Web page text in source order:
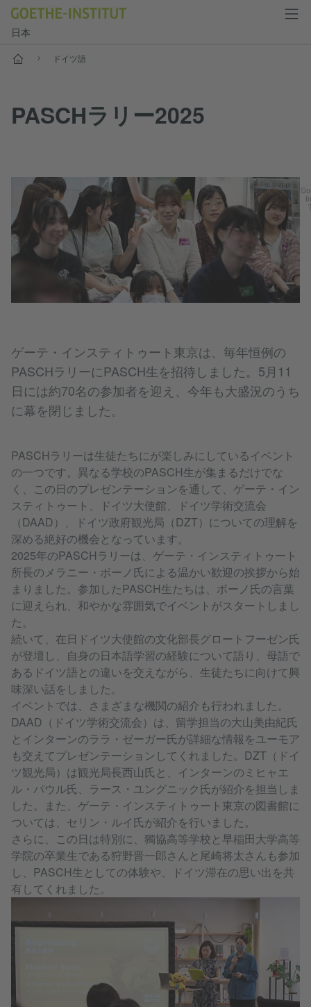
日本
スタート ドイツ語
PASCHラリー2025
ゲーテ・インスティトゥート東京は、毎年恒例の
PASCHラリーにPASCH生を招待しました。5月11
日には約70名の参加者を迎え、今年も大盛況のうち
に幕を閉じました。
PASCHラリーは生徒たちにが楽しみにしているイベント
の一つです。異なる学校のPASCH生が集まるだけでな
く、この日のプレゼンテーションを通して、ゲーテ・イン
スティトゥート、ドイツ大使館、ドイツ学術交流会
（DAAD）、ドイツ政府観光局（DZT）についての理解を
深める絶好の機会となっています。
2025年のPASCHラリーは、ゲーテ・インスティトゥート
所長のメラニー・ボーノ氏による温かい歓迎の挨拶から始
まりました。参加したPASCH生たちは、ボーノ氏の言葉
に迎えられ、和やかな雰囲気でイベントがスタートしまし
た。
続いて、在日ドイツ大使館の文化部長グロートフーゼン氏
が登壇し、自身の日本語学習の経験について語り、母語で
あるドイツ語との違いを交えながら、生徒たちに向けて興
味深い話をしました。
イベントでは、さまざまな機関の紹介も行われました。
DAAD（ドイツ学術交流会）は、留学担当の大山美由紀氏
とインターンのララ・ゼーガー氏が詳細な情報をユーモア
も交えてプレゼンテーションしてくれました。DZT（ドイ
ツ観光局）は観光局長西山氏と、インターンのミヒャエ
ル・パウル氏、ラース・ユングニック氏が紹介を担当しま
した。また、ゲーテ・インスティトゥート東京の図書館に
ついては、セリン・ルイ氏が紹介を行いました。
さらに、この日は特別に、獨協高等学校と早稲田大学高等
学院の卒業生である狩野晋一郎さんと尾崎将太さんも参加
し、PASCH生としての体験や、ドイツ滞在の思い出を共
有してくれました。